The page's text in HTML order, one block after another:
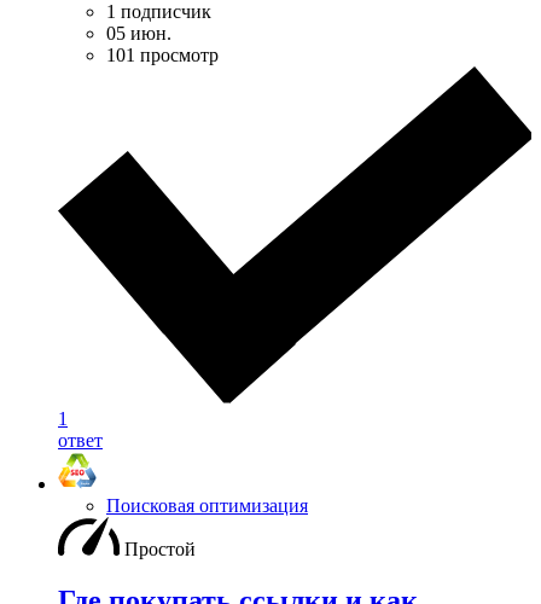
1 подписчик
05 июн.
101 просмотр
1
ответ
Поисковая оптимизация
Простой